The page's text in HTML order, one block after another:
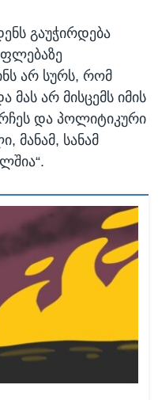
გაუჭირდება
არ სურს, რომ
არ მისცემს იმის
და პოლიტიკური
მანამ, სანამ